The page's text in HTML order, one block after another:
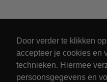
Door verder te klikken
accepteer je cookies en
technieken. Hiermee
persoonsgegevens en
Algemeen